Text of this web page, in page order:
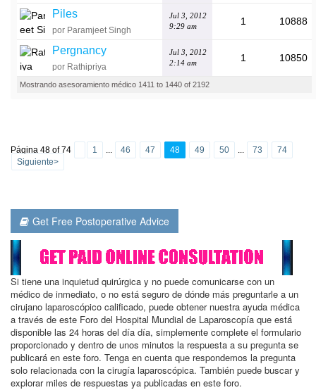
Piles
por Paramjeet Singh
Jul 3, 2012
9:29 am
1 10888
Pergnancy
por Rathipriya
Jul 3, 2012
2:14 am
1 10850
Mostrando asesoramiento médico 1411 to 1440 of 2192
Página 48 of 74 1 ... 46 47 48 49 50 ... 73
74
Siguiente>
Get Free Postoperative Advice
Si tiene una inquietud quirúrgica y no puede comunicarse con un
médico de inmediato, o no está seguro de dónde más preguntarle a un
cirujano laparoscópico calificado, puede obtener nuestra ayuda médica
a través de este Foro del Hospital Mundial de Laparoscopía que está
disponible las 24 horas del día día, simplemente complete el formulario
proporcionado y dentro de unos minutos la respuesta a su pregunta se
publicará en este foro. Tenga en cuenta que respondemos la pregunta
solo relacionada con la cirugía laparoscópica. También puede buscar y
explorar miles de respuestas ya publicadas en este foro.